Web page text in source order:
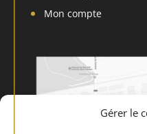
Gérer le
Mon compte